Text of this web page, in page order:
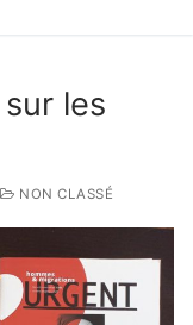
les
NON CLASSÉ